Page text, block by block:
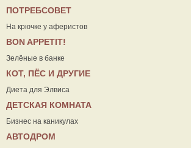
ПОТРЕБСОВЕТ
На крючке у аферистов
ВON APPETIT!
Зелёные в банке
КОТ, ПЁС И ДРУГИЕ
Диета для Элвиса
ДЕТСКАЯ КОМНАТА
Бизнес на каникулах
АВТОДРОМ